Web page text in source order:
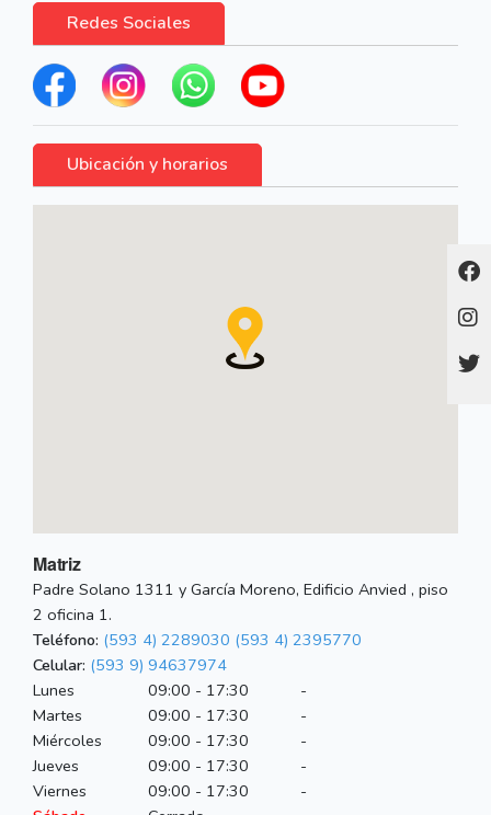
Redes Sociales
Ubicación y horarios
Matriz
Padre Solano 1311 y García Moreno, Edificio Anvied , piso
2 oficina 1.
Teléfono: (593 4) 2289030 (593 4) 2395770
Celular: (593 9) 94637974
Lunes
09:00 - 17:30
-
Martes
09:00 - 17:30
-
Miércoles
09:00 - 17:30
-
Jueves
09:00 - 17:30
-
Viernes
09:00 - 17:30
-